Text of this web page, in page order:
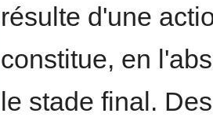
résulte d'une
constitue, en
le stade final.